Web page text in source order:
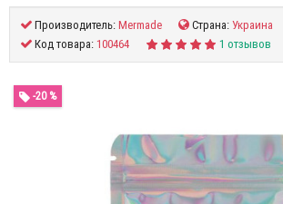
Производитель:Mermade Страна:Украина
Код товара:100464 1 отзывов
-20 %